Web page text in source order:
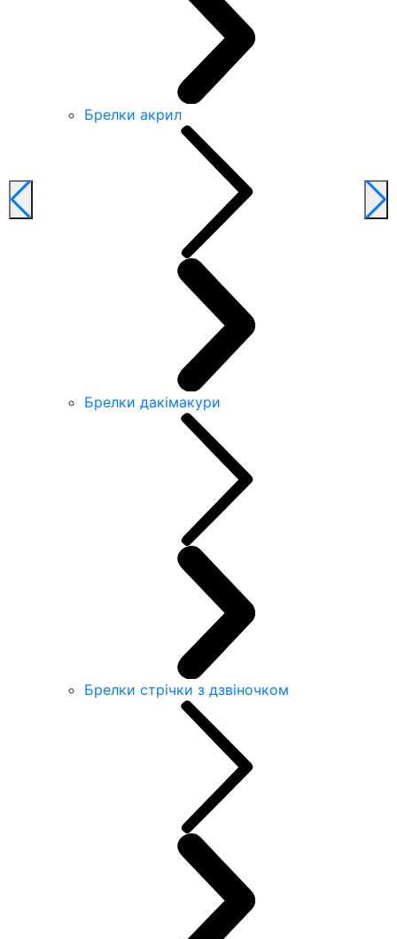
Брелки акрил
Брелки дакімакури
Брелки стрічки з дзвіночком